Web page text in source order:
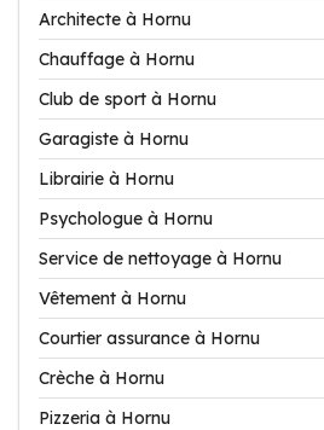
Architecte à Hornu
Chauffage à Hornu
Club de sport à Hornu
Garagiste à Hornu
Librairie à Hornu
Psychologue à Hornu
Service de nettoyage à Hornu
Vêtement à Hornu
Courtier assurance à Hornu
Crèche à Hornu
Pizzeria à Hornu